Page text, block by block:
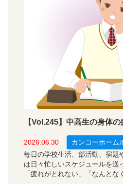
【Vol.245】中高生の身体
2026.06.30
カンコーホーム
毎日の学校生活、部活動、宿題
は日々忙しいスケジュールを送
「疲れがとれない」「なんと